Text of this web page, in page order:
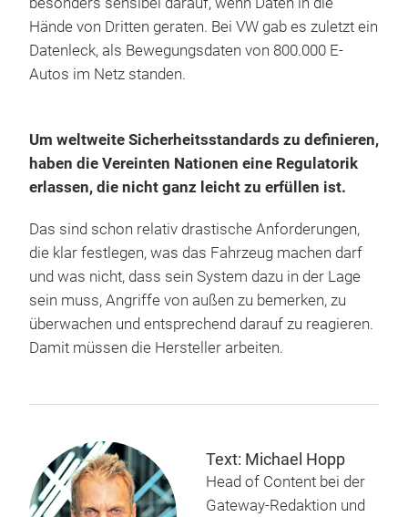
Hände von Dritten geraten. Bei VW gab es zuletzt ein
Datenleck, als Bewegungsdaten von 800.000 E-
Autos im Netz standen.
Um weltweite Sicherheitsstandards zu definieren,
haben die Vereinten Nationen eine Regulatorik
erlassen, die nicht ganz leicht zu erfüllen ist.
Das sind schon relativ drastische Anforderungen,
die klar festlegen, was das Fahrzeug machen darf
und was nicht, dass sein System dazu in der Lage
sein muss, Angriffe von außen zu bemerken, zu
überwachen und entsprechend darauf zu reagieren.
Damit müssen die Hersteller arbeiten.
Text: Michael Hopp
Head of Content bei der
Gateway-Redaktion und